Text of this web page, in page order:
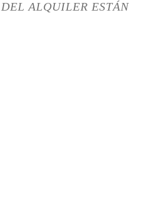
ALQUILER ESTÁN